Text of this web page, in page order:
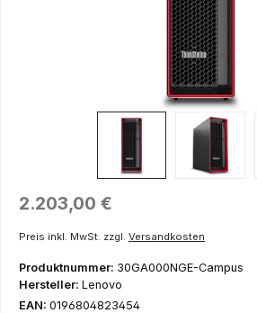
Regulärer Preis:
2.203,00 €
Preis inkl. MwSt. zzgl. Versandkosten
Produktnummer: 30GA000NGE-Campus
Hersteller: Lenovo
EAN: 0196804823454